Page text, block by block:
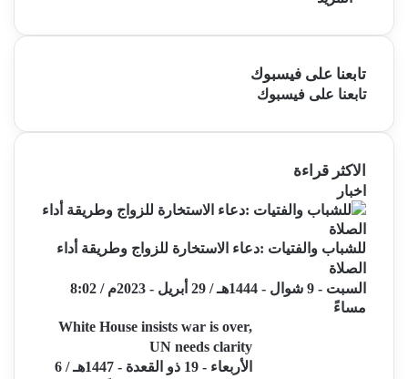
تابعنا على فيسبوك
تابعنا على فيسبوك
الاكثر قراءة
اخبار
للشباب والفتيات :دعاء الاستخارة للزواج وطريقة أداء
الصلاة
السبت - 9 شوال - 1444هـ / 29 أبريل - 2023م / 8:02
مساءً
White House insists war is over,
UN needs clarity
الأربعاء - 19 ذو القعدة - 1447هـ / 6